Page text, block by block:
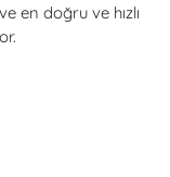
en doğru ve hızlı